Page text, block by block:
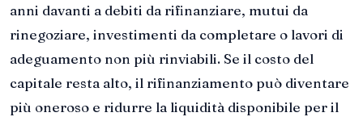
anni davanti a debiti da rifinanziare, mutui da
rinegoziare, investimenti da completare o lavori di
adeguamento non più rinviabili. Se il costo del
capitale resta alto, il rifinanziamento può diventare
più oneroso e ridurre la liquidità disponibile per il